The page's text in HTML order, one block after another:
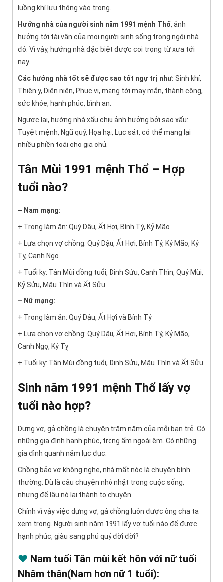
luồng khí lưu thông vào trong.
Hướng nhà của người sinh năm 1991 mệnh Thổ, ảnh
hưởng tới tài vận của mọi người sinh sống trong ngôi nhà
đó. Vì vậy, hướng nhà đặc biệt được coi trọng từ xưa tới
nay.
Các hướng nhà tốt sẽ được sao tốt ngự trị như: Sinh khí,
Thiên y, Diên niên, Phục vị, mang tới may mắn, thành công,
sức khỏe, hạnh phúc, bình an.
Ngược lại, hướng nhà xấu chịu ảnh hưởng bởi sao xấu:
Tuyệt mệnh, Ngũ quỷ, Họa hại, Lục sát, có thể mang lại
nhiều phiền toái cho gia chủ.
Tân Mùi 1991 mệnh Thổ – Hợp
tuổi nào?
– Nam mạng:
+ Trong làm ăn: Quý Dậu, Ất Hợi, Bính Tý, Kỷ Mão
+ Lựa chọn vợ chồng: Quý Dậu, Ất Hợi, Bính Tý, Kỷ Mão, Kỷ
Tỵ, Canh Ngọ
+ Tuổi kỵ: Tân Mùi đồng tuổi, Đinh Sửu, Canh Thìn, Quý Mùi,
Kỷ Sửu, Mậu Thìn và Ất Sửu
– Nữ mạng:
+ Trong làm ăn: Quý Dậu, Ất Hợi và Bính Tý
+ Lựa chọn vợ chồng: Quý Dậu, Ất Hợi, Bính Tý, Kỷ Mão,
Canh Ngọ, Kỷ Tỵ
+ Tuổi kỵ: Tân Mùi đồng tuổi, Đinh Sửu, Mậu Thìn và Ất Sửu
Sinh năm 1991 mệnh Thổ lấy vợ
tuổi nào hợp?
Dựng vợ, gả chồng là chuyện trăm năm của mỗi bạn trẻ. Có
những gia đình hạnh phúc, trong ấm ngoài êm. Có những
gia đình quanh năm lục đục.
Chồng bảo vợ không nghe, nhà mất nóc là chuyện bình
thường. Dù là câu chuyện nhỏ nhặt trong cuộc sống,
nhưng để lâu nó lại thành to chuyện.
Chính vì vậy việc dựng vợ, gả chồng luôn được ông cha ta
xem trọng. Người sinh năm 1991 lấy vợ tuổi nào để được
hạnh phúc, giàu sang phú quý đời đời?
♥ Nam tuổi Tân mùi kết hôn với nữ tuổi
Nhâm thân(Nam hơn nữ 1 tuổi):